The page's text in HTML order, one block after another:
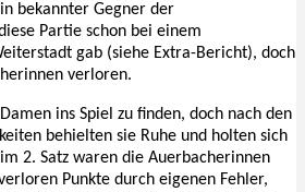
bekannter Gegner der
Partie schon bei einem
gab (siehe Extra-Bericht), doch
verloren.
ins Spiel zu finden, doch nach den
behielten sie Ruhe und holten sich
2. Satz waren die Auerbacherinnen
Punkte durch eigenen Fehler,